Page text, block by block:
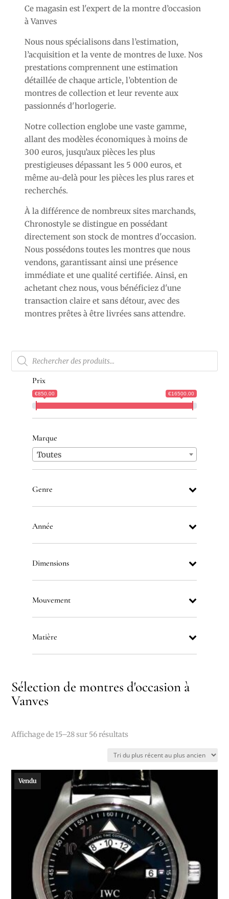
Ce magasin est l'expert de la montre d’occasion
à Vanves
Nous nous spécialisons dans l’estimation,
l’acquisition et la vente de montres de luxe. Nos
prestations comprennent une estimation
détaillée de chaque article, l’obtention de
montres de collection et leur revente aux
passionnés d'horlogerie.
Notre collection englobe une vaste gamme,
allant des modèles économiques à moins de
300 euros, jusqu’aux pièces les plus
prestigieuses dépassant les 5 000 euros, et
même au-delà pour les pièces les plus rares et
recherchés.
À la différence de nombreux sites marchands,
Chronostyle se distingue en possédant
directement son stock de montres d'occasion.
Nous possédons toutes les montres que nous
vendons, garantissant ainsi une présence
immédiate et une qualité certifiée. Ainsi, en
achetant chez nous, vous bénéficiez d'une
transaction claire et sans détour, avec des
montres prêtes à être livrées sans attendre.
Recherche
de
produits
Prix
€850.00 €16500.00
Marque
Toutes
Genre
Année
Dimensions
Mouvement
Matière
Sélection de montres d'occasion à
Vanves
Affichage de 15–28 sur 56 résultatsTrié
plus
récent
au
plus
ancien
Vendu